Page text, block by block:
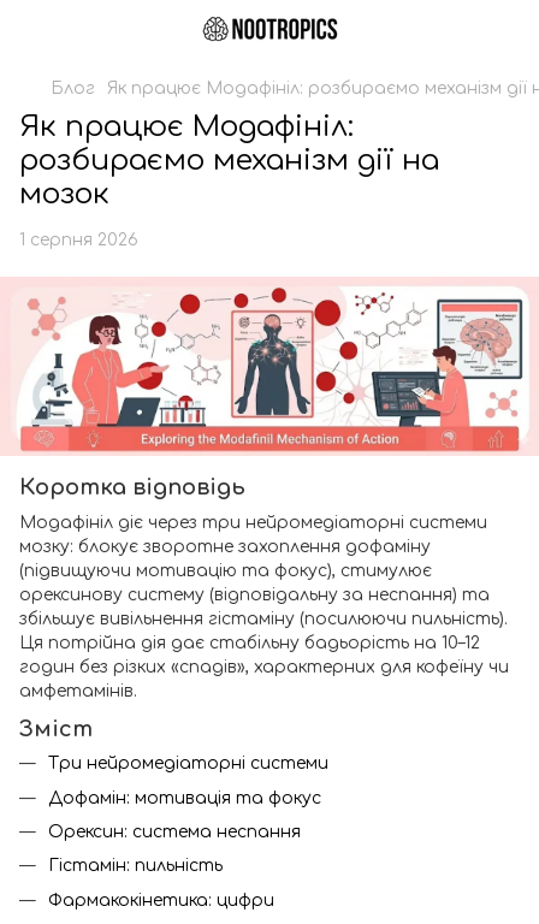
Блог Як працює Модафініл: розбираємо механізм дії
Як працює Модафініл:
розбираємо механізм дії на
мозок
1 серпня 2026
Коротка відповідь
Модафініл діє через три нейромедіаторні системи
мозку: блокує зворотне захоплення дофаміну
(підвищуючи мотивацію та фокус), стимулює
орексинову систему (відповідальну за неспання) та
збільшує вивільнення гістаміну (посилюючи пильність).
Ця потрійна дія дає стабільну бадьорість на 10–12
годин без різких «спадів», характерних для кофеїну чи
амфетамінів.
Зміст
Три нейромедіаторні системи
Дофамін: мотивація та фокус
Орексин: система неспання
Гістамін: пильність
Фармакокінетика: цифри